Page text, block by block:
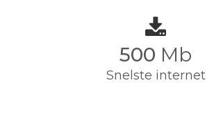
500 Mb
Snelste internet